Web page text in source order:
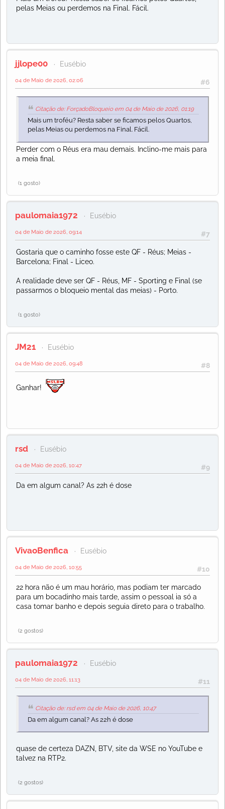
pelas Meias ou perdemos na Final. Fácil.
jjlope00 Eusébio
#6
04 de Maio de 2026, 02:06
Citação de: ForçadoBloqueio em 04 de Maio de 2026, 01:19
Mais um troféu? Resta saber se ficamos pelos Quartos,
pelas Meias ou perdemos na Final. Fácil.
Perder com o Réus era mau demais. Inclino-me mais para
a meia final.
(1 gosto)
paulomaia1972 Eusébio
#7
04 de Maio de 2026, 09:14
Gostaria que o caminho fosse este QF - Réus; Meias -
Barcelona; Final - Liceo.
A realidade deve ser QF - Réus, MF - Sporting e Final (se
passarmos o bloqueio mental das meias) - Porto.
(1 gosto)
JM21 Eusébio
#8
04 de Maio de 2026, 09:48
Ganhar!
rsd Eusébio
#9
04 de Maio de 2026, 10:47
Da em algum canal? As 22h é dose
VivaoBenfica Eusébio
#10
04 de Maio de 2026, 10:55
22 hora não é um mau horário, mas podiam ter marcado
para um bocadinho mais tarde, assim o pessoal ia só a
casa tomar banho e depois seguia direto para o trabalho.
(2 gostos)
paulomaia1972 Eusébio
#11
04 de Maio de 2026, 11:13
Citação de: rsd em 04 de Maio de 2026, 10:47
Da em algum canal? As 22h é dose
quase de certeza DAZN, BTV, site da WSE no YouTube e
talvez na RTP2.
(2 gostos)